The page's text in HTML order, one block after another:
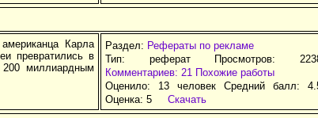
Карла
превратились в
200 миллиардным
Раздел: Рефераты по рекламе
Тип: реферат Просмотров:
Комментариев: 21 Похожие работы
Оценило: 13 человек Средний балл:
Оценка: 5 Скачать